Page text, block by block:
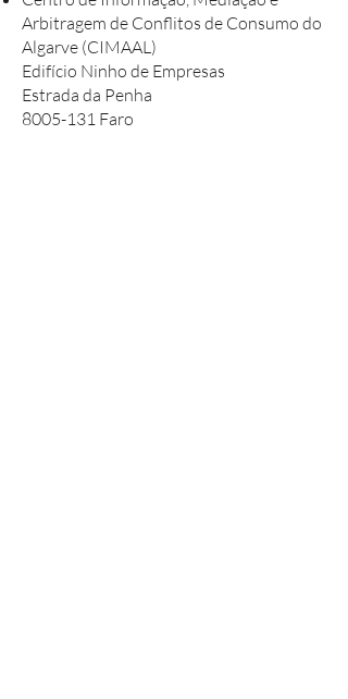
Arbitragem de Conflitos de Consumo do
Algarve (CIMAAL)
Edifício Ninho de Empresas
Estrada da Penha
8005-131 Faro